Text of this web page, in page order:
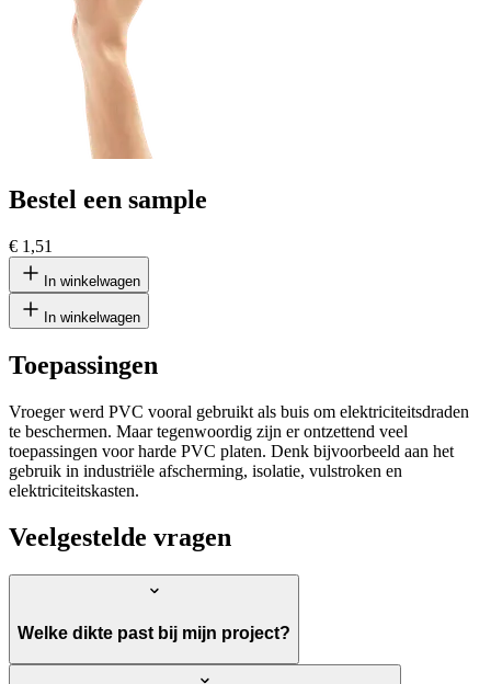
Bestel een sample
€ 1,51
In winkelwagen
In winkelwagen
Toepassingen
Vroeger werd PVC vooral gebruikt als buis om elektriciteitsdraden
te beschermen. Maar tegenwoordig zijn er ontzettend veel
toepassingen voor harde PVC platen. Denk bijvoorbeeld aan het
gebruik in industriële afscherming, isolatie, vulstroken en
elektriciteitskasten.
Veelgestelde vragen
Welke dikte past bij mijn project?